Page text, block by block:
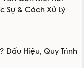
Sự & Cách Xử Lý
Dấu Hiệu, Quy Trình